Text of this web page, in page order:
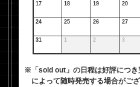
17 18 19 20
24 25 26 27
31 1 2 3
※「sold out」の日程は好評につき
によって随時発売する場合がござ